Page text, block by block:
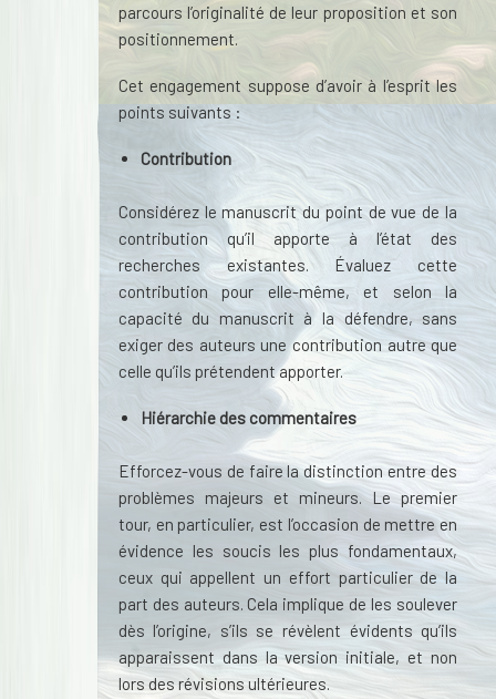
parcours l’originalité de leur proposition et son
positionnement.
Cet engagement suppose d’avoir à l’esprit les
points suivants :
Contribution
Considérez le manuscrit du point de vue de la
contribution qu’il apporte à l’état des
recherches existantes. Évaluez cette
contribution pour elle-même, et selon la
capacité du manuscrit à la défendre, sans
exiger des auteurs une contribution autre que
celle qu’ils prétendent apporter.
Hiérarchie des commentaires
Efforcez-vous de faire la distinction entre des
problèmes majeurs et mineurs. Le premier
tour, en particulier, est l’occasion de mettre en
évidence les soucis les plus fondamentaux,
ceux qui appellent un effort particulier de la
part des auteurs. Cela implique de les soulever
dès l’origine, s’ils se révèlent évidents qu’ils
apparaissent dans la version initiale, et non
lors des révisions ultérieures.